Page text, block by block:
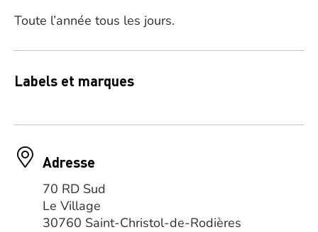
Toute l’année tous les jours.
Labels et marques
Adresse
70 RD Sud
Le Village
30760 Saint-Christol-de-Rodières